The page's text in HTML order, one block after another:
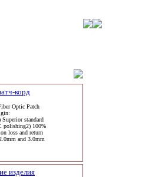
корд
Optic Patch
Superior standard
polishing2) 100%
loss and return
and 3.0mm
изделия